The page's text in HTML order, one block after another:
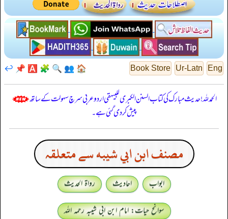
Eng
Ur-Latn
Book Store
🏠
👥
🔍
🧩
🅰️
📌
↩️
الحمدللہ! حدیث مبارک کی کتاب السنن الكبرى للبيهقي اردو عربی سرچ سہولت کے ساتھ
پیش کر دی گئی ہے۔
مصنف ابن ابي شيبه سے متعلقہ
ابواب احادیث
رواۃ الحدیث
سوانح حیات: امام ابن ابی شیبہ رحمہ اللہ